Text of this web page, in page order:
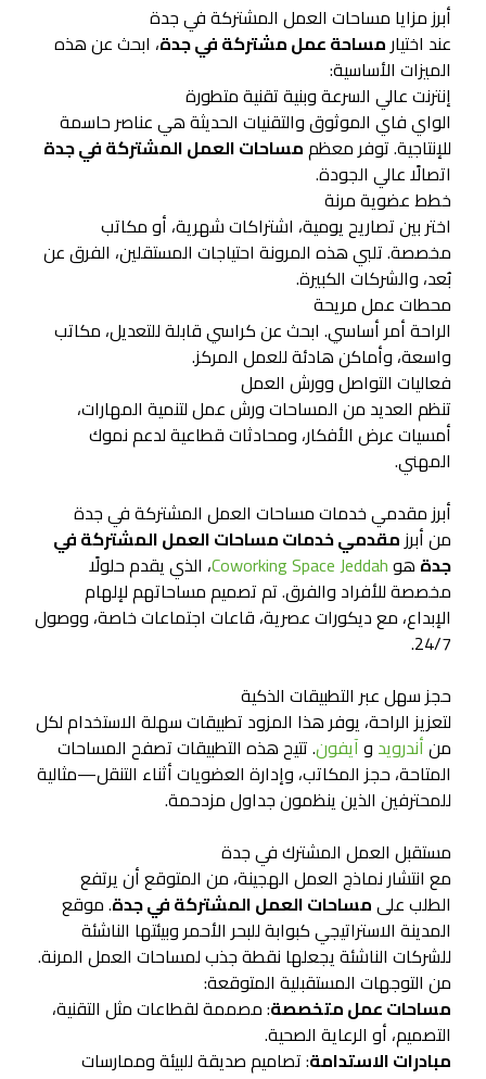
أبرز مزايا مساحات العمل المشتركة في جدة
عند اختيارمساحة عمل مشتركة في جدة، ابحث عن هذه
الميزات الأساسية:
إنترنت عالي السرعة وبنية تقنية متطورة
الواي فاي الموثوق والتقنيات الحديثة هي عناصر حاسمة
للإنتاجية. توفر معظممساحات العمل المشتركة في جدة
اتصالًا عالي الجودة.
خطط عضوية مرنة
اختر بين تصاريح يومية، اشتراكات شهرية، أو مكاتب
مخصصة. تلبي هذه المرونة احتياجات المستقلين، الفرق عن
بُعد، والشركات الكبيرة.
محطات عمل مريحة
الراحة أمر أساسي. ابحث عن كراسي قابلة للتعديل، مكاتب
واسعة، وأماكن هادئة للعمل المركز.
فعاليات التواصل وورش العمل
تنظم العديد من المساحات ورش عمل لتنمية المهارات،
أمسيات عرض الأفكار، ومحادثات قطاعية لدعم نموك
المهني.
أبرز مقدمي خدمات مساحات العمل المشتركة في جدة
من أبرزمقدمي خدمات مساحات العمل المشتركة في
جدة هوCoworking Space Jeddah، الذي يقدم حلولًا
مخصصة للأفراد والفرق. تم تصميم مساحاتهم لإلهام
الإبداع، مع ديكورات عصرية، قاعات اجتماعات خاصة، ووصول
24/7.
حجز سهل عبر التطبيقات الذكية
لتعزيز الراحة، يوفر هذا المزود تطبيقات سهلة الاستخدام لكل
منأندرويد وآيفون. تتيح هذه التطبيقات تصفح المساحات
المتاحة، حجز المكاتب، وإدارة العضويات أثناء التنقل—مثالية
للمحترفين الذين ينظمون جداول مزدحمة.
مستقبل العمل المشترك في جدة
مع انتشار نماذج العمل الهجينة، من المتوقع أن يرتفع
الطلب علىمساحات العمل المشتركة في جدة. موقع
المدينة الاستراتيجي كبوابة للبحر الأحمر وبيئتها الناشئة
للشركات الناشئة يجعلها نقطة جذب لمساحات العمل المرنة.
من التوجهات المستقبلية المتوقعة:
مساحات عمل متخصصة: مصممة لقطاعات مثل التقنية،
التصميم، أو الرعاية الصحية.
مبادرات الاستدامة: تصاميم صديقة للبيئة وممارسات